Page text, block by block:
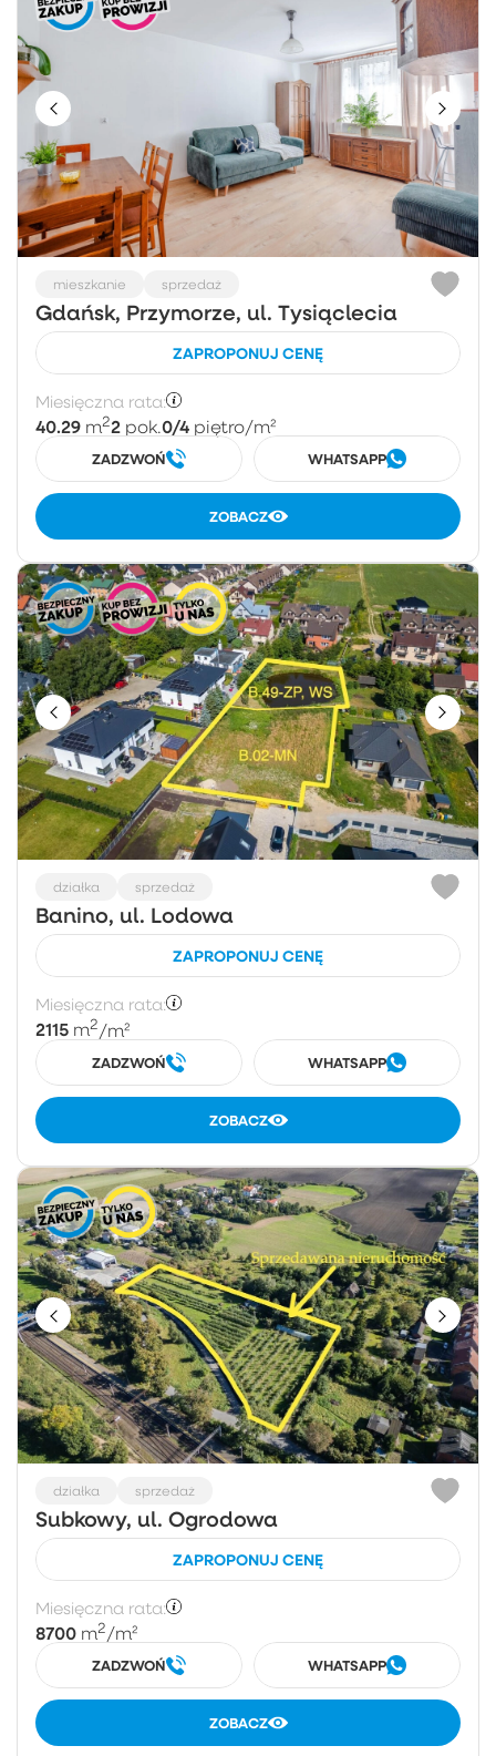
mieszkanie sprzedaż
Gdańsk, Przymorze, ul. Tysiąclecia
ZAPROPONUJ CENĘ
Miesięczna rata:
40.29 m22 pok.0/4 piętro/m²
ZADZWOŃ WHATSAPP
ZOBACZ
działka sprzedaż
Banino, ul. Lodowa
ZAPROPONUJ CENĘ
Miesięczna rata:
2115 m2/m²
ZADZWOŃ WHATSAPP
ZOBACZ
działka sprzedaż
Subkowy, ul. Ogrodowa
ZAPROPONUJ CENĘ
Miesięczna rata:
8700 m2/m²
ZADZWOŃ WHATSAPP
ZOBACZ